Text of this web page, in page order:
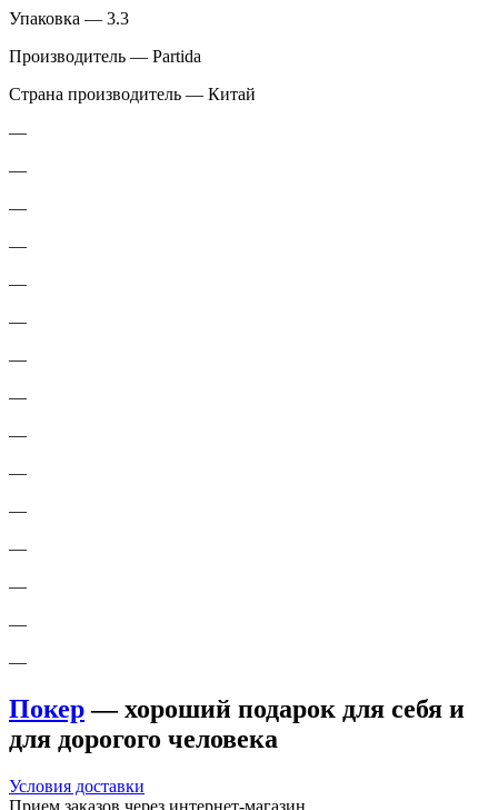
Упаковка — 3.3
Производитель — Partida
Страна производитель — Китай
—
—
—
—
—
—
—
—
—
—
—
—
—
—
—
Покер— хороший подарок для себя и
для дорогого человека
Условия доставки
Прием заказов через интернет-магазин